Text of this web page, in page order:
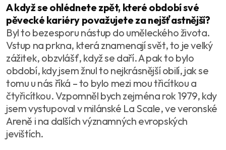
A když se ohlédnete zpět, které období své
pěvecké kariéry považujete za nejšťastnější?
Byl to bezesporu nástup do uměleckého života.
Vstup na prkna, která znamenají svět, to je velký
zážitek, obzvlášť, když se daří. A pak to bylo
období, kdy jsem žnul to nejkrásnější obilí, jak se
tomu u nás říká – to bylo mezi mou třicítkou a
čtyřicítkou. Vzpomněl bych zejména rok 1979, kdy
jsem vystupoval v milánské La Scale, ve veronské
Areně i na dalších významných evropských
jevištích.